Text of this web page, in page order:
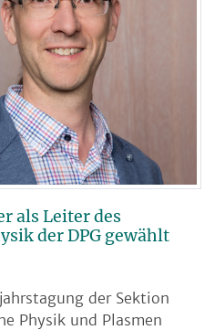
als Leiter des
der DPG gewählt
der Sektion
Physik und Plasmen